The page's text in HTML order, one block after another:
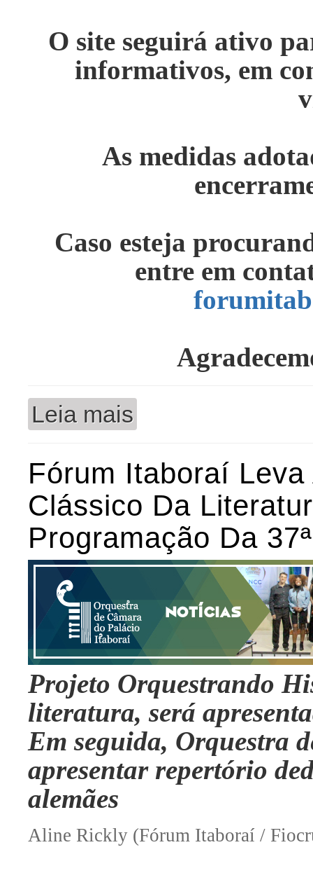
O site seguirá ativo
informativos, em
As medidas
Caso esteja
entre em
Leia mais
Fórum Itaboraí
Clássico Da
Programação Da
Projeto Orquestrando
literatura, será
Em seguida, Orquestra
apresentar repertório
alemães
Aline Rickly (Fórum Itaboraí /